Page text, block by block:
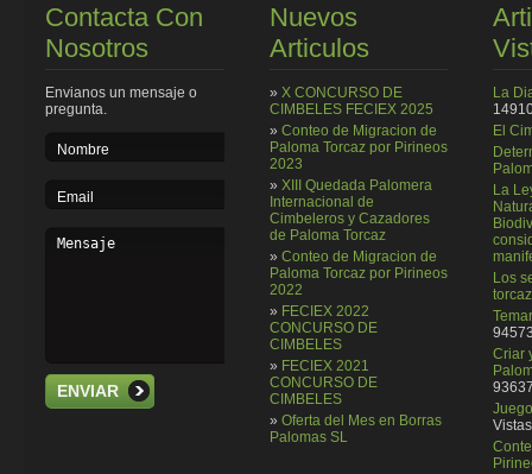
Contacta Con
Nosotros
Envianos un mensaje o
pregunta.
ENVIAR
Nuevos
Articulos
» X CONCURSO DE
CIMBELES FECIEX 2025
» Conteo de Migracion de
Paloma Torcaz por Pirineos
2023
» XIII Quedada Palomera
Internacional de
Cimbeleros y Cazadores
de Paloma Torcaz
» Conteo de Migracion de
Paloma Torcaz por Pirineos
2022
» FECIEX 2022
CONCURSO DE
CIMBELES
» FECIEX 2021
CONCURSO DE
CIMBELES
» Oferta del Mes en Borras
Palomas SL
La
El
La
Los
torcaz
Criar
Vistas